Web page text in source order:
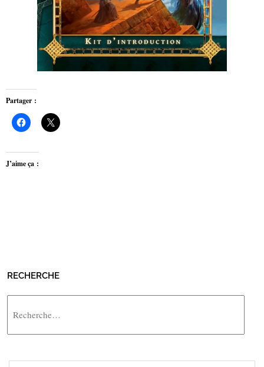
Partager :
J’aime ça :
RECHERCHE